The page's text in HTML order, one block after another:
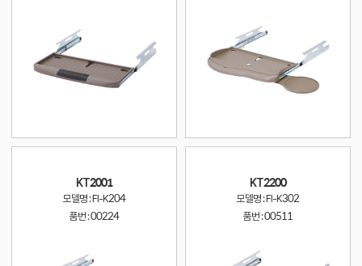
KT2001
모델명 : FI-K204
품번 :00224
KT2200
모델명 : FI-K302
품번 :00511